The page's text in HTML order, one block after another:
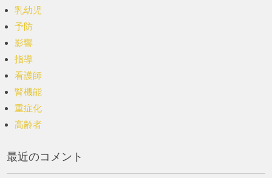
乳幼児
予防
影響
指導
看護師
腎機能
重症化
高齢者
最近のコメント